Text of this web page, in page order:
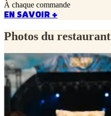
À chaque commande
EN SAVOIR +
Photos du restaurant